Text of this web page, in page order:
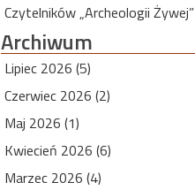
Czytelników „Archeologii Żywej”
Archiwum
Lipiec 2026 (5)
Czerwiec 2026 (2)
Maj 2026 (1)
Kwiecień 2026 (6)
Marzec 2026 (4)